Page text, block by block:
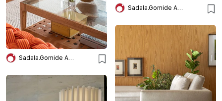
Sadala.Gomide Arquitetura
Sadala.Gomide Arquitetura